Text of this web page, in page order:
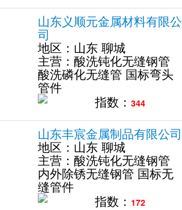
山东义顺元金属材料有限公
司
地区： 山东 聊城
主营： 酸洗钝化无缝钢管
酸洗磷化无缝管 国标弯头
管件
指数： 344
山东丰宸金属制品有限公司
地区： 山东 聊城
主营： 酸洗钝化无缝钢管
内外除锈无缝钢管 国标无
缝管件
指数： 172